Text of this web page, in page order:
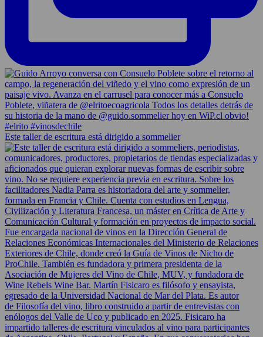
Este taller de escritura está dirigido a sommelier